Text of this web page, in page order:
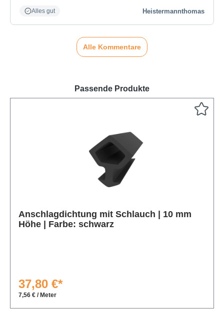
Alles gut Heistermannthomas
Alle Kommentare
Passende Produkte
Anschlagdichtung mit Schlauch | 10 mm
Höhe | Farbe: schwarz
37,80 €*
7,56 € / Meter